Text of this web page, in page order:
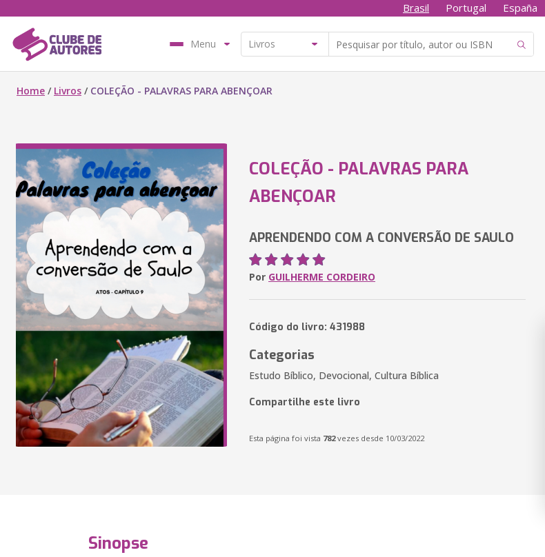
Brasil Portugal España
Menu
Home / Livros / COLEÇÃO - PALAVRAS PARA ABENÇOAR
COLEÇÃO - PALAVRAS PARA
ABENÇOAR
APRENDENDO COM A CONVERSÃO DE SAULO
Por GUILHERME CORDEIRO
Código do livro: 431988
Categorias
Estudo Bíblico, Devocional, Cultura Bíblica
Compartilhe este livro
Esta página foi vista 782vezes desde 10/03/2022
Sinopse